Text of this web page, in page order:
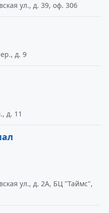
ул., д. 39, оф. 306
д. 9
д. 11
ул., д. 2А, БЦ "Таймс",